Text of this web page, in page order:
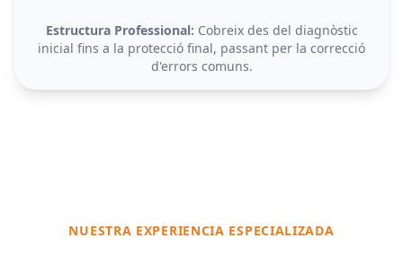
Estructura Professional: Cobreix des del diagnòstic
inicial fins a la protecció final, passant per la correcció
d'errors comuns.
NUESTRA EXPERIENCIA ESPECIALIZADA